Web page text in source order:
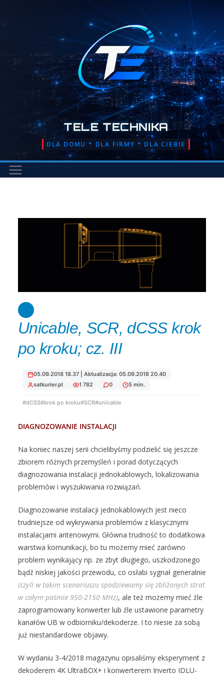
TELE TECHNIKA
DLA DOMU * DLA FIRMY * DLA CIEBIE
Unicable, SCR, dCSS krok
po kroku; cz. III
05.09.2018 18.37 | Aktualizacja: 05.09.2018 20.40
satkurier.pl
1 782 0 5 min.
#dCSS#krok po kroku#SCR#unicable
DIAGNOZOWANIE INSTALACJI
Na koniec naszej serii chcielibyśmy podzielić się jeszcze
zbiorem różnych przemyśleń i porad dotyczących
diagnozowania instalacji jednokablowych, lokalizowania
problemów i wyszukiwania rozwiązań.
Diagnozowanie instalacji jednokablowych jest nieco
trudniejsze od wykrywania problemów z klasycznymi
instalacjami antenowymi. Główna trudność to dodatkowa
warstwa komunikacji, bo tu możemy mieć zarówno
problem wynikający np. ze zbyt długiego, uszkodzonego
bądź niskiej jakości przewodu, co osłabi sygnał generalnie
(czyli w takim scenariuszu spodziewamy się zbliżonych strat
w całym paśmie 950-2150 MHz), ale też możemy mieć źle
zaprogramowany konwerter lub źle ustawione parametry
kanałów UB w odbiorniku/dekoderze. I to niesie za sobą
już niestandardowe objawy.
W wydaniu 3-4/2018 magazynu opisaliśmy eksperyment z
dekoderem 4K UltraBOX+ i konwerterem Inverto IDLU-